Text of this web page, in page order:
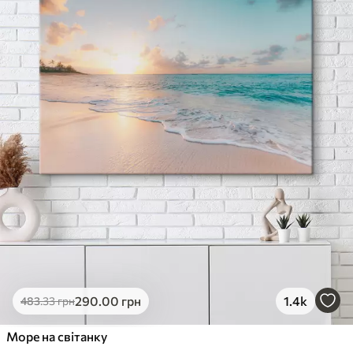
483.33грн290.00 грн 1.4k
Море на світанку